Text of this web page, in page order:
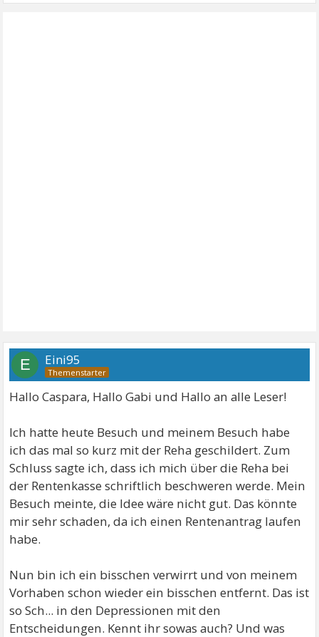
E Eini95
Hallo Caspara, Hallo Gabi und Hallo an alle Leser!
Ich hatte heute Besuch und meinem Besuch habe
ich das mal so kurz mit der Reha geschildert. Zum
Schluss sagte ich, dass ich mich über die Reha bei
der Rentenkasse schriftlich beschweren werde. Mein
Besuch meinte, die Idee wäre nicht gut. Das könnte
mir sehr schaden, da ich einen Rentenantrag laufen
habe.
Nun bin ich ein bisschen verwirrt und von meinem
Vorhaben schon wieder ein bisschen entfernt. Das ist
so Sch... in den Depressionen mit den
Entscheidungen. Kennt ihr sowas auch? Und was